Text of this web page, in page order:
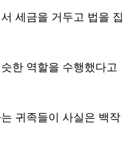
세금을 거두고 법을 집
한 역할을 수행했다고
귀족들이 사실은 백작